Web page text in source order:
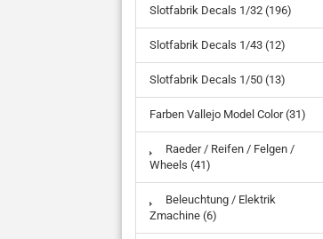
Slotfabrik Decals 1/32 (196)
Slotfabrik Decals 1/43 (12)
Slotfabrik Decals 1/50 (13)
Farben Vallejo Model Color (31)
Raeder / Reifen / Felgen /
Wheels (41)
Beleuchtung / Elektrik
Zmachine (6)